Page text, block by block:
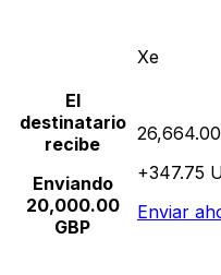
Xe
El
destinatario
recibe
Enviando
20,000.00
GBP
+347.75
Enviar